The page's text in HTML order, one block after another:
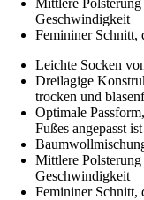
Mittlere
Geschwindigkeit
Femininer Schnitt,
Leichte Socken
Dreilagige
trocken und
Optimale
Fußes angepasst
Mittlere
Geschwindigkeit
Femininer Schnitt,